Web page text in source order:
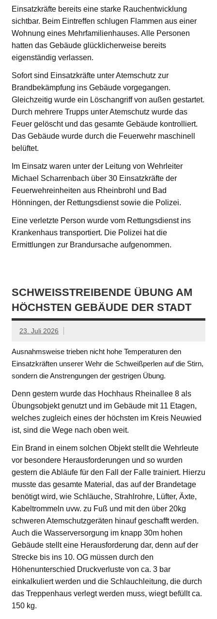
Einsatzkräfte bereits eine starke Rauchentwicklung
sichtbar. Beim Eintreffen schlugen Flammen aus einer
Wohnung eines Mehrfamilienhauses. Alle Personen
hatten das Gebäude glücklicherweise bereits
eigenständig verlassen.
Sofort sind Einsatzkräfte unter Atemschutz zur
Brandbekämpfung ins Gebäude vorgegangen.
Gleichzeitig wurde ein Löschangriff von außen gestartet.
Durch mehrere Trupps unter Atemschutz wurde das
Feuer gelöscht und das gesamte Gebäude kontrolliert.
Das Gebäude wurde durch die Feuerwehr maschinell
belüftet.
Im Einsatz waren unter der Leitung von Wehrleiter
Michael Scharrenbach über 30 Einsatzkräfte der
Feuerwehreinheiten aus Rheinbrohl und Bad
Hönningen, der Rettungsdienst sowie die Polizei.
Eine verletzte Person wurde vom Rettungsdienst ins
Krankenhaus transportiert. Die Polizei hat die
Ermittlungen zur Brandursache aufgenommen.
SCHWEISSTREIBENDE ÜBUNG AM H
ÖCHSTEN GEBÄUDE DER STADT
23. Juli 2026
Ausnahmsweise trieben nicht hohe Temperaturen den
Einsatzkräften unserer Wehr die Schweißperlen auf die Stirn,
sondern die Anstrengungen der gestrigen Übung.
Denn gestern wurde das Hochhaus Rheinallee 8 als
Übungsobjekt genutzt und im Gebäude mit 11 Etagen,
welches zugleich eines der höchsten im Kreis Neuwied
ist, sind die Wege nach oben weit.
Ein Brand in einem solchen Objekt stellt die Wehrleute
vor besondere Herausforderungen und so wurden
gestern die Abläufe für den Fall der Falle trainiert. Hierzu
musste das gesamte Material, das auf der Brandetage
benötigt wird, wie Schläuche, Strahlrohre, Lüfter, Äxte,
Kabeltrommeln uvw. zu Fuß und mit den über 20kg
schweren Atemschutzgeräten hinauf geschafft werden.
Auch die Wasserversorgung im knapp 30m hohen
Gebäude stellt eine Herausforderung dar, denn auf der
Strecke bis ins 10. OG müssen durch den
Höhenunterschied Druckverluste von ca. 3 bar
einkalkuliert werden und die Schlauchleitung, die durch
das Treppenhaus verlegt werden muss, wiegt befüllt ca.
150 kg.